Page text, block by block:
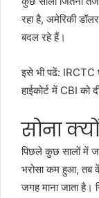
रहा है, अमेरिकी
बदल रहे हैं।
इसे भी पढें: IRCTC
हाईकोर्ट में CBI को
सोना
पिछले कुछ सालों में
भरोसा कम हुआ, तब
जगह माना जाता है।